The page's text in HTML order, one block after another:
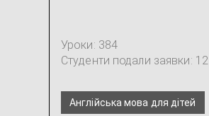
Уроки: 384
Студенти подали заявки: 12
Англійська мова для дітей